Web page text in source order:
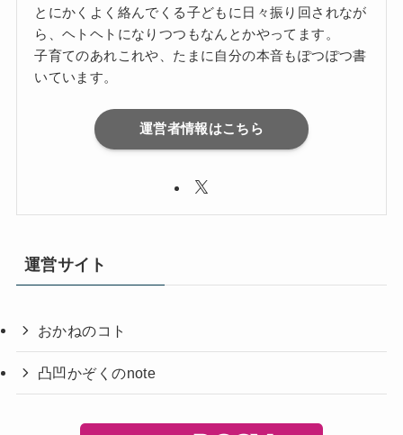
とにかくよく絡んでくる子どもに日々振り回されなが
ら、ヘトヘトになりつつもなんとかやってます。
子育てのあれこれや、たまに自分の本音もぽつぽつ書
いています。
運営者情報はこちら
運営サイト
おかねのコト
凸凹かぞくのnote